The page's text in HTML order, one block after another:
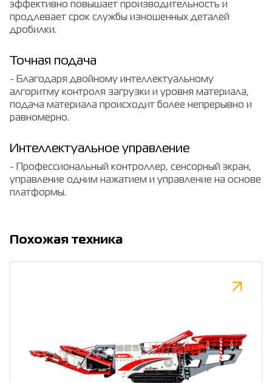
эффективно повышает производительность и
продлевает срок службы изношенных деталей
дробилки.
Точная подача
- Благодаря двойному интеллектуальному
алгоритму контроля загрузки и уровня материала,
подача материала происходит более непрерывно и
равномерно.
Интеллектуальное управление
- Профессиональный контроллер, сенсорный экран,
управление одним нажатием и управление на основе
платформы.
Похожая техника